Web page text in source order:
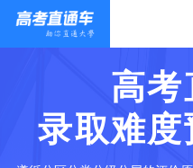
高考
录取难